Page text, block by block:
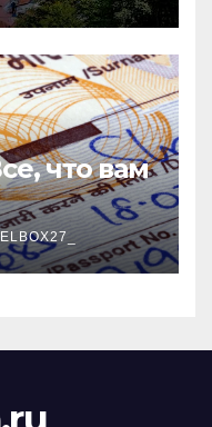
что вам